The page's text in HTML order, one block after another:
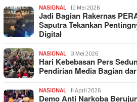
NASIONAL 10 Mei 2026
Jadi Bagian Rakernas
Saputra Tekankan
Digital
NASIONAL 3 Mei 2026
Hari Kebebasan Pers
Pendirian Media Bagian
NASIONAL 11 April 2026